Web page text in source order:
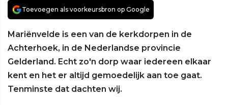
Toevoegen als voorkeursbron op Google
Mariënvelde is een van de kerkdorpen in de
Achterhoek, in de Nederlandse provincie
Gelderland. Echt zo'n dorp waar iedereen elkaar
kent en het er altijd gemoedelijk aan toe gaat.
Tenminste dat dachten wij.